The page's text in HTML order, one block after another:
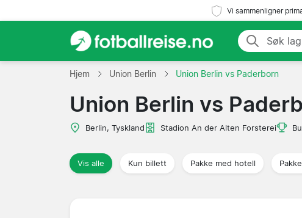
Vi sammenligner
Hjem Union Berlin Union Berlin vs Paderborn
Union Berlin vs
Berlin, Tyskland Stadion An der Alten Forsterei
Vis alle Kun billett Pakke med hotell